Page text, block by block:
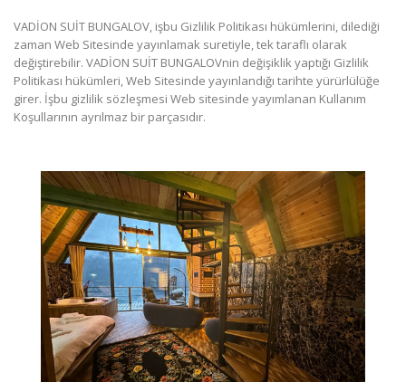
VADİON SUİT BUNGALOV, işbu Gizlilik Politikası hükümlerini, dilediği
zaman Web Sitesinde yayınlamak suretiyle, tek taraflı olarak
değiştirebilir. VADİON SUİT BUNGALOVnin değişiklik yaptığı Gizlilik
Politikası hükümleri, Web Sitesinde yayınlandığı tarihte yürürlülüğe
girer. İşbu gizlilik sözleşmesi Web sitesinde yayımlanan Kullanım
Koşullarının ayrılmaz bir parçasıdır.